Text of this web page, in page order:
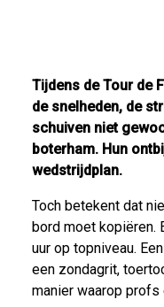
Tijdens de Tour de
de snelheden, de
schuiven niet
boterham. Hun
wedstrijdplan.
Toch betekent dat
bord moet kopiëren.
uur op topniveau.
een zondagrit,
manier waarop